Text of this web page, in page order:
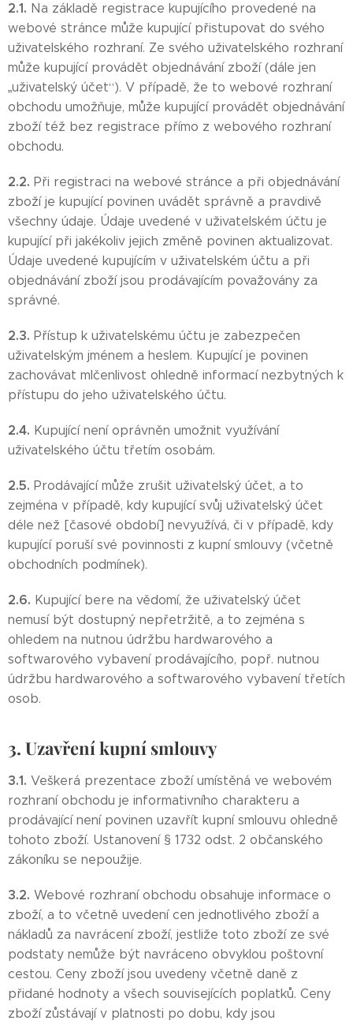
2.1. Na základě registrace kupujícího provedené na
webové stránce může kupující přistupovat do svého
uživatelského rozhraní. Ze svého uživatelského rozhraní
může kupující provádět objednávání zboží (dále jen
„uživatelský účet“). V případě, že to webové rozhraní
obchodu umožňuje, může kupující provádět objednávání
zboží též bez registrace přímo z webového rozhraní
obchodu.
2.2. Při registraci na webové stránce a při objednávání
zboží je kupující povinen uvádět správně a pravdivě
všechny údaje. Údaje uvedené v uživatelském účtu je
kupující při jakékoliv jejich změně povinen aktualizovat.
Údaje uvedené kupujícím v uživatelském účtu a při
objednávání zboží jsou prodávajícím považovány za
správné.
2.3. Přístup k uživatelskému účtu je zabezpečen
uživatelským jménem a heslem. Kupující je povinen
zachovávat mlčenlivost ohledně informací nezbytných k
přístupu do jeho uživatelského účtu.
2.4. Kupující není oprávněn umožnit využívání
uživatelského účtu třetím osobám.
2.5. Prodávající může zrušit uživatelský účet, a to
zejména v případě, kdy kupující svůj uživatelský účet
déle než [časové období] nevyužívá, či v případě, kdy
kupující poruší své povinnosti z kupní smlouvy (včetně
obchodních podmínek).
2.6. Kupující bere na vědomí, že uživatelský účet
nemusí být dostupný nepřetržitě, a to zejména s
ohledem na nutnou údržbu hardwarového a
softwarového vybavení prodávajícího, popř. nutnou
údržbu hardwarového a softwarového vybavení třetích
osob.
3. Uzavření kupní smlouvy
3.1. Veškerá prezentace zboží umístěná ve webovém
rozhraní obchodu je informativního charakteru a
prodávající není povinen uzavřít kupní smlouvu ohledně
tohoto zboží. Ustanovení § 1732 odst. 2 občanského
zákoníku se nepoužije.
3.2. Webové rozhraní obchodu obsahuje informace o
zboží, a to včetně uvedení cen jednotlivého zboží a
nákladů za navrácení zboží, jestliže toto zboží ze své
podstaty nemůže být navráceno obvyklou poštovní
cestou. Ceny zboží jsou uvedeny včetně daně z
přidané hodnoty a všech souvisejících poplatků. Ceny
zboží zůstávají v platnosti po dobu, kdy jsou